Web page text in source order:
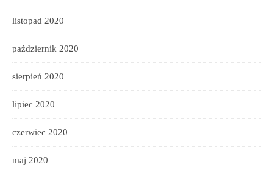
listopad 2020
październik 2020
sierpień 2020
lipiec 2020
czerwiec 2020
maj 2020